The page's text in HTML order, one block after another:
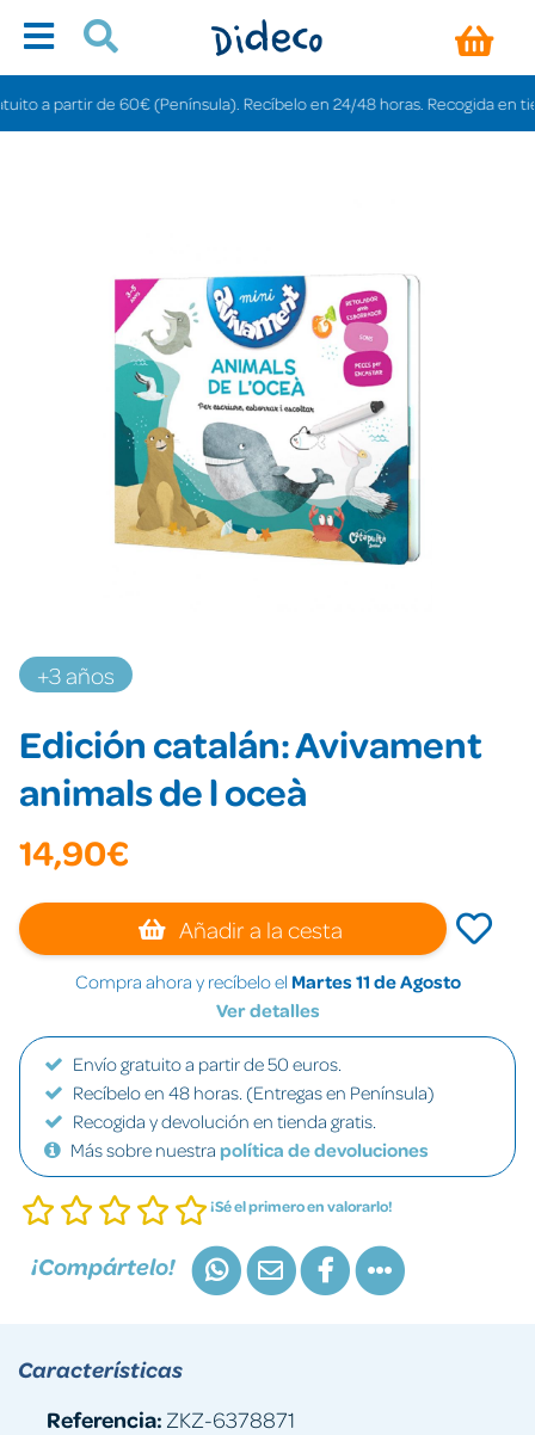
a partir de 60€ (Península). Recíbelo en 24/48 horas. Recogida en
+3 años
Edición catalán: Avivament
animals de l oceà
14,90€
Añadir a la cesta
Compra ahora y recíbelo el Martes 11 de Agosto
Ver detalles
Envío gratuito a partir de 50 euros.
Recíbelo en 48 horas. (Entregas en Península)
Recogida y devolución en tienda gratis.
Más sobre nuestra política de devoluciones
¡Sé el primero en valorarlo!
¡Compártelo!
Características
Referencia: ZKZ-6378871